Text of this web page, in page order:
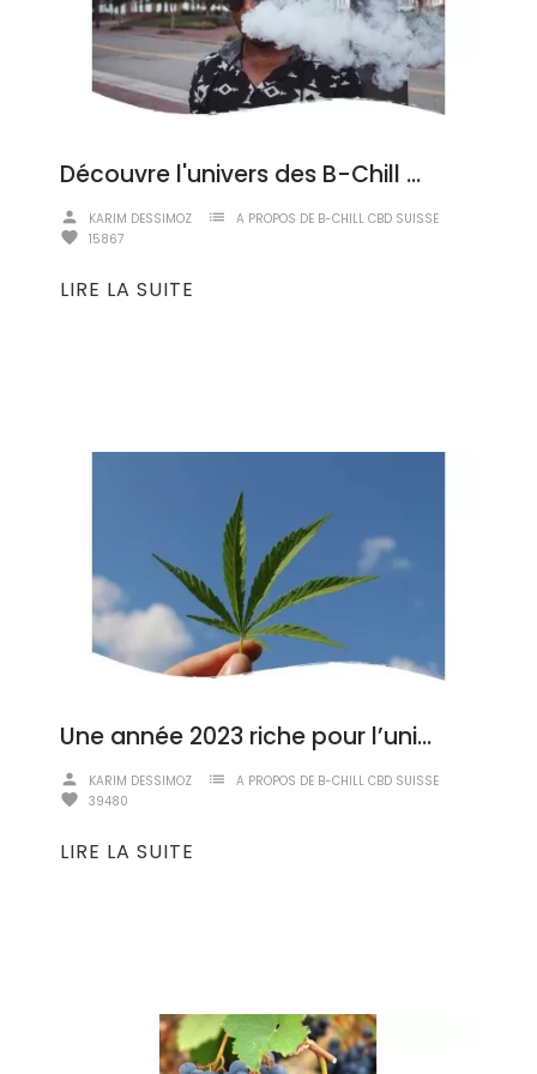
Découvre l'univers des B-Chill CBD Vapes: Plonge dans une explosion de saveurs !
person KARIM DESSIMOZ list A PROPOS DE B-CHILL CBD SUISSE
favorite 15867
LIRE LA SUITE
Une année 2023 riche pour l’univers du cannabis et du CBD
person KARIM DESSIMOZ list A PROPOS DE B-CHILL CBD SUISSE
favorite 39480
LIRE LA SUITE